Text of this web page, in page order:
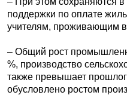
поддержки по оплате
учителям, проживающим в
– Общий рост
%, производство
также превышает
обусловлено ростом